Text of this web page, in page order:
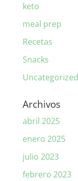
keto
meal prep
Recetas
Snacks
Uncategorized
Archivos
abril 2025
enero 2025
julio 2023
febrero 2023